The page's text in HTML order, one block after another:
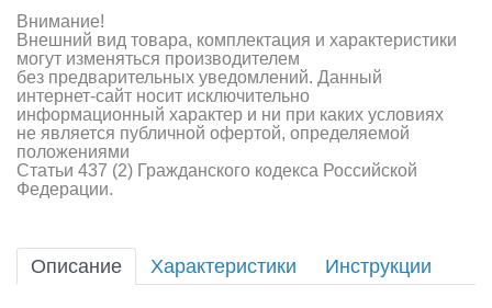
Аккумуляторы и батарейки
Зарядные устройства и блоки питания
Двигатели
Технические жидкости
Оптовая продажа запчастей для моделей
Внимание!
Внешний вид товара, комплектация и характеристики
могут изменяться производителем
без предварительных уведомлений. Данный
интернет-сайт носит исключительно
информационный характер и ни при каких условиях
не является публичной офертой, определяемой
положениями
Статьи 437 (2) Гражданского кодекса Российской
Федерации.
Описание Характеристики Инструкции